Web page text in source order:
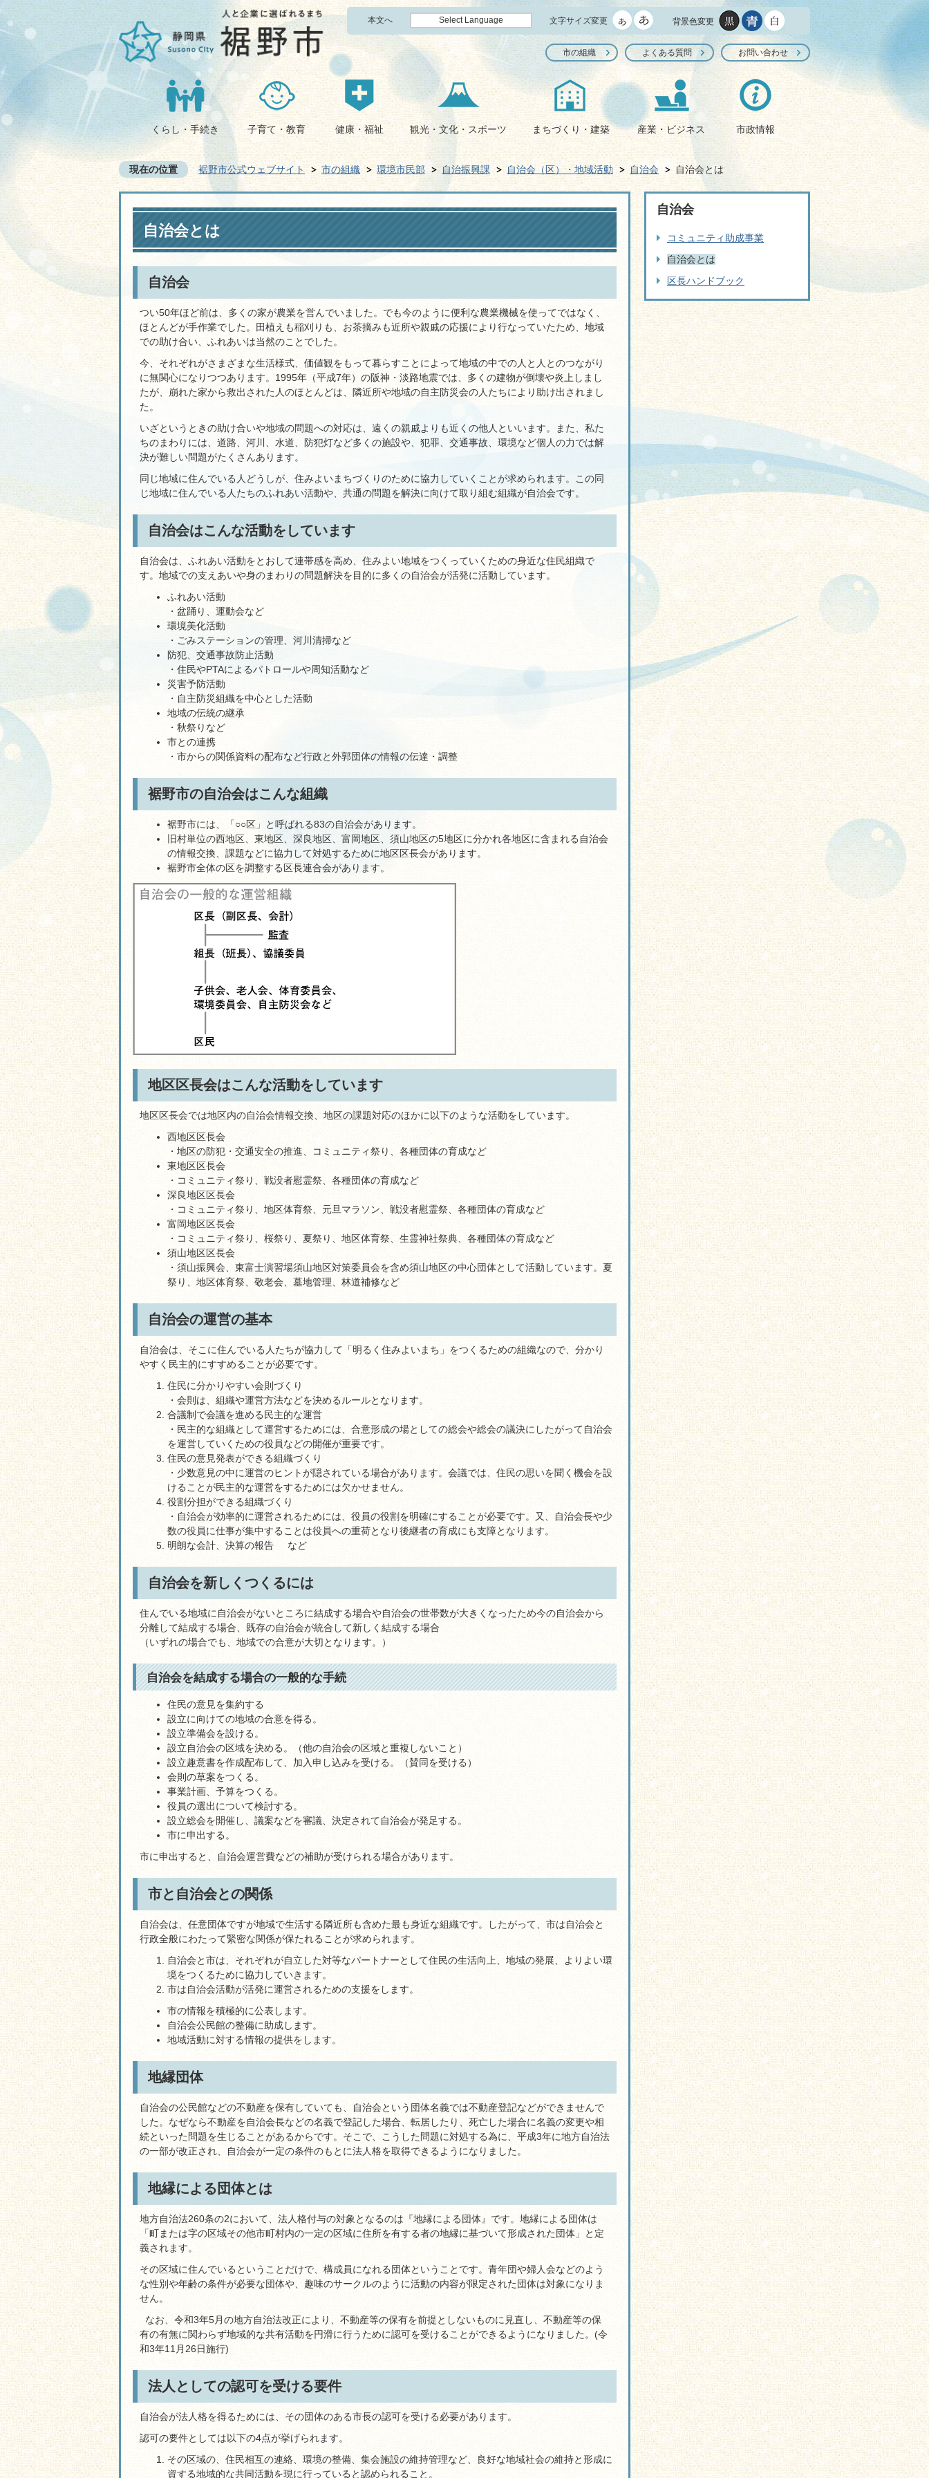
本文へ Select Language 文字サイズ変更 背景色変更
市の組織 よくある質問 お問い合わせ
くらし・手続き 子育て・教育 健康・福祉 観光・文化・スポーツ まちづくり・建築 産業・ビジネス 市政情報
現在の位置 裾野市公式ウェブサイト 市の組織 環境市民部 自治振興課 自治会（区）・地域活動 自治会 自治会とは
自治会とは
自治会
つい50年ほど前は、多くの家が農業を営んでいました。でも今のように便利な農業機械を使ってではなく、
ほとんどが手作業でした。田植えも稲刈りも、お茶摘みも近所や親戚の応援により行なっていたため、地域
での助け合い、ふれあいは当然のことでした。
今、それぞれがさまざまな生活様式、価値観をもって暮らすことによって地域の中での人と人とのつながり
に無関心になりつつあります。1995年（平成7年）の阪神・淡路地震では、多くの建物が倒壊や炎上しまし
たが、崩れた家から救出された人のほとんどは、隣近所や地域の自主防災会の人たちにより助け出されまし
た。
いざというときの助け合いや地域の問題への対応は、遠くの親戚よりも近くの他人といいます。また、私た
ちのまわりには、道路、河川、水道、防犯灯など多くの施設や、犯罪、交通事故、環境など個人の力では解
決が難しい問題がたくさんあります。
同じ地域に住んでいる人どうしが、住みよいまちづくりのために協力していくことが求められます。この同
じ地域に住んでいる人たちのふれあい活動や、共通の問題を解決に向けて取り組む組織が自治会です。
自治会はこんな活動をしています
自治会は、ふれあい活動をとおして連帯感を高め、住みよい地域をつくっていくための身近な住民組織で
す。地域での支えあいや身のまわりの問題解決を目的に多くの自治会が活発に活動しています。
ふれあい活動
・盆踊り、運動会など
環境美化活動
・ごみステーションの管理、河川清掃など
防犯、交通事故防止活動
・住民やPTAによるパトロールや周知活動など
災害予防活動
・自主防災組織を中心とした活動
地域の伝統の継承
・秋祭りなど
市との連携
・市からの関係資料の配布など行政と外郭団体の情報の伝達・調整
裾野市の自治会はこんな組織
裾野市には、「○○区」と呼ばれる83の自治会があります。
旧村単位の西地区、東地区、深良地区、富岡地区、須山地区の5地区に分かれ各地区に含まれる自治会
の情報交換、課題などに協力して対処するために地区区長会があります。
裾野市全体の区を調整する区長連合会があります。
地区区長会はこんな活動をしています
地区区長会では地区内の自治会情報交換、地区の課題対応のほかに以下のような活動をしています。
西地区区長会
・地区の防犯・交通安全の推進、コミュニティ祭り、各種団体の育成など
東地区区長会
・コミュニティ祭り、戦没者慰霊祭、各種団体の育成など
深良地区区長会
・コミュニティ祭り、地区体育祭、元旦マラソン、戦没者慰霊祭、各種団体の育成など
富岡地区区長会
・コミュニティ祭り、桜祭り、夏祭り、地区体育祭、生霊神社祭典、各種団体の育成など
須山地区区長会
・須山振興会、東富士演習場須山地区対策委員会を含め須山地区の中心団体として活動しています。夏
祭り、地区体育祭、敬老会、墓地管理、林道補修など
自治会の運営の基本
自治会は、そこに住んでいる人たちが協力して「明るく住みよいまち」をつくるための組織なので、分かり
やすく民主的にすすめることが必要です。
住民に分かりやすい会則づくり
・会則は、組織や運営方法などを決めるルールとなります。
合議制で会議を進める民主的な運営
・民主的な組織として運営するためには、合意形成の場としての総会や総会の議決にしたがって自治会
を運営していくための役員などの開催が重要です。
住民の意見発表ができる組織づくり
・少数意見の中に運営のヒントが隠されている場合があります。会議では、住民の思いを聞く機会を設
けることが民主的な運営をするためには欠かせません。
役割分担ができる組織づくり
・自治会が効率的に運営されるためには、役員の役割を明確にすることが必要です。又、自治会長や少
数の役員に仕事が集中することは役員への重荷となり後継者の育成にも支障となります。
明朗な会計、決算の報告 など
自治会を新しくつくるには
住んでいる地域に自治会がないところに結成する場合や自治会の世帯数が大きくなったため今の自治会から
分離して結成する場合、既存の自治会が統合して新しく結成する場合
（いずれの場合でも、地域での合意が大切となります。）
自治会を結成する場合の一般的な手続
住民の意見を集約する
設立に向けての地域の合意を得る。
設立準備会を設ける。
設立自治会の区域を決める。（他の自治会の区域と重複しないこと）
設立趣意書を作成配布して、加入申し込みを受ける。（賛同を受ける）
会則の草案をつくる。
事業計画、予算をつくる。
役員の選出について検討する。
設立総会を開催し、議案などを審議、決定されて自治会が発足する。
市に申出する。
市に申出すると、自治会運営費などの補助が受けられる場合があります。
市と自治会との関係
自治会は、任意団体ですが地域で生活する隣近所も含めた最も身近な組織です。したがって、市は自治会と
行政全般にわたって緊密な関係が保たれることが求められます。
自治会と市は、それぞれが自立した対等なパートナーとして住民の生活向上、地域の発展、よりよい環
境をつくるために協力していきます。
市は自治会活動が活発に運営されるための支援をします。
市の情報を積極的に公表します。
自治会公民館の整備に助成します。
地域活動に対する情報の提供をします。
地縁団体
自治会の公民館などの不動産を保有していても、自治会という団体名義では不動産登記などができませんで
した。なぜなら不動産を自治会長などの名義で登記した場合、転居したり、死亡した場合に名義の変更や相
続といった問題を生じることがあるからです。そこで、こうした問題に対処する為に、平成3年に地方自治法
の一部が改正され、自治会が一定の条件のもとに法人格を取得できるようになりました。
地縁による団体とは
地方自治法260条の2において、法人格付与の対象となるのは『地縁による団体』です。地縁による団体は
「町または字の区域その他市町村内の一定の区域に住所を有する者の地縁に基づいて形成された団体」と定
義されます。
その区域に住んでいるということだけで、構成員になれる団体ということです。青年団や婦人会などのよう
な性別や年齢の条件が必要な団体や、趣味のサークルのように活動の内容が限定された団体は対象になりま
せん。
なお、令和3年5月の地方自治法改正により、不動産等の保有を前提としないものに見直し、不動産等の保
有の有無に関わらず地域的な共有活動を円滑に行うために認可を受けることができるようになりました。(令
和3年11月26日施行)
法人としての認可を受ける要件
自治会が法人格を得るためには、その団体のある市長の認可を受ける必要があります。
認可の要件としては以下の4点が挙げられます。
その区域の、住民相互の連絡、環境の整備、集会施設の維持管理など、良好な地域社会の維持と形成に
資する地域的な共同活動を現に行っていると認められること。
自治会
コミュニティ助成事業
自治会とは
区長ハンドブック